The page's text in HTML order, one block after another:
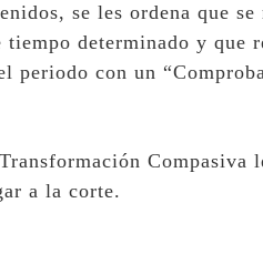
se les ordena que
determinado y que
periodo con un
Compasiva
a la corte.